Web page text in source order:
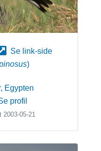
Se link-side
)
, Egypten
profil
2003-05-21